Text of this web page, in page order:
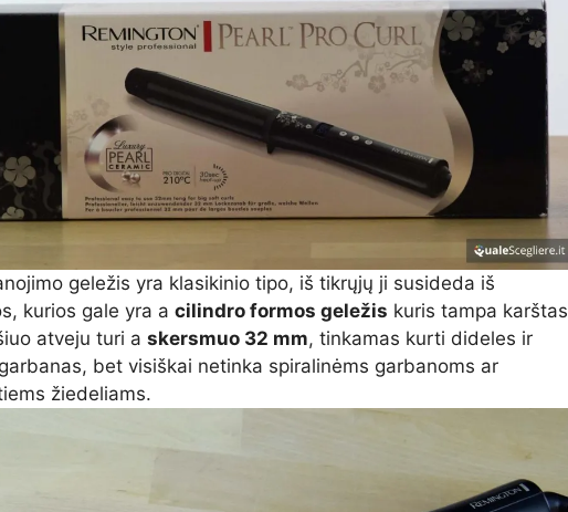
geležis yra klasikinio tipo, iš tikrųjų ji susideda iš
kurios gale yra a cilindro formos geležis kuris tampa karštas
atveju turi a skersmuo 32 mm, tinkamas kurti dideles ir
bet visiškai netinka spiralinėms garbanoms ar
žiedeliams.